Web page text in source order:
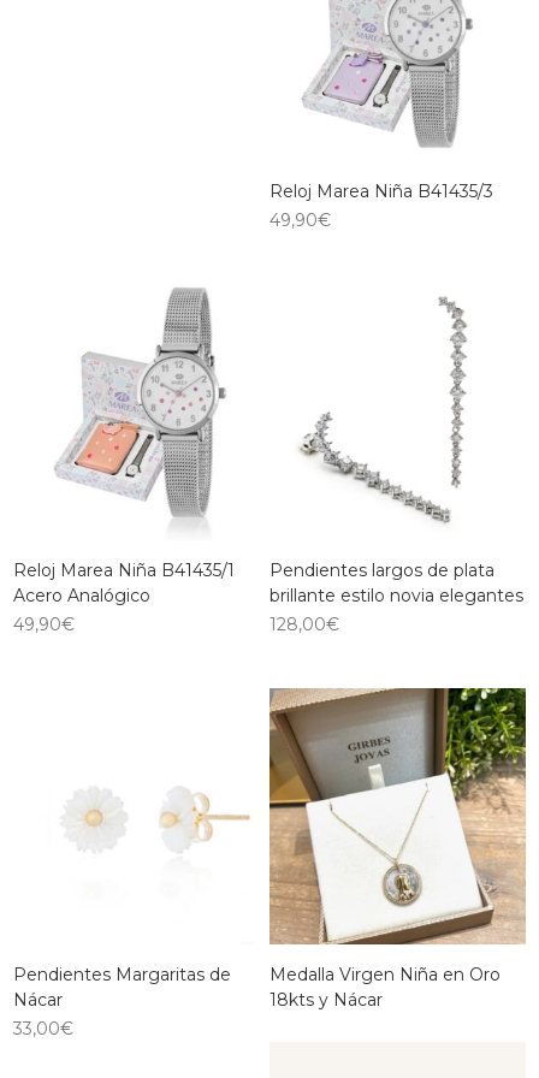
Reloj Marea Niña B41435/3
49,90€
Reloj Marea Niña B41435/1
Acero Analógico
49,90€
Pendientes largos de plata
brillante estilo novia elegantes
128,00€
Pendientes Margaritas de
Nácar
33,00€
Medalla Virgen Niña en Oro
18kts y Nácar